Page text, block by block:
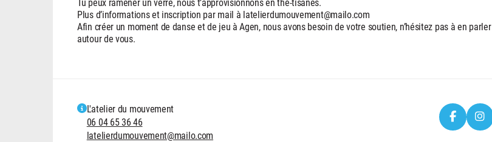
Plus d’informations et inscription par mail à latelierdumouvement@mailo.com
Afin créer un moment de danse et de jeu à Agen, nous avons besoin de votre soutien, n’hésitez pas à en parler
autour de vous.
L'atelier du mouvement
06 04 65 36 46
latelierdumouvement@mailo.com